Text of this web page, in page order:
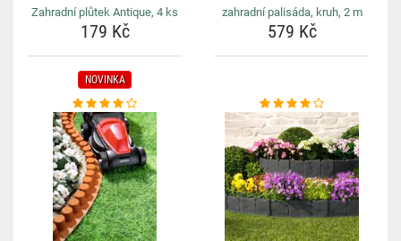
Zahradní plůtek Antique, 4 ks
179 Kč
zahradní palisáda, kruh, 2 m
579 Kč
NOVINKA